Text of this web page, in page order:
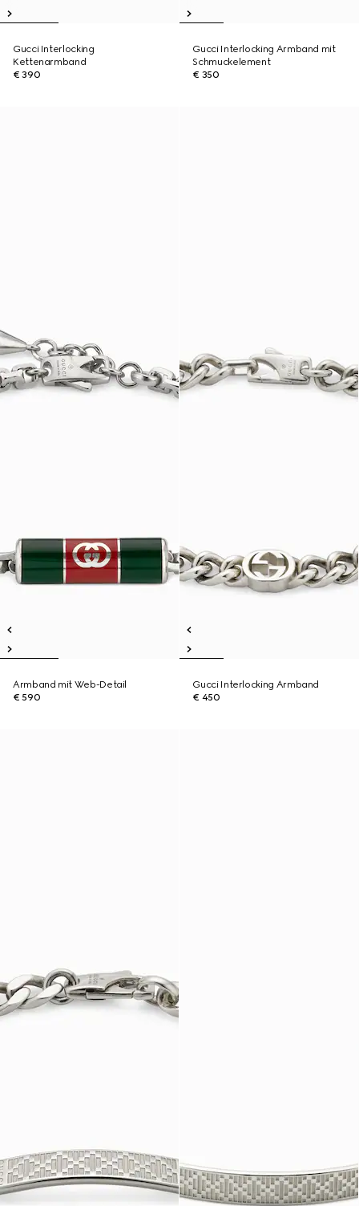
Gucci Interlocking
Kettenarmband
€ 390
Gucci Interlocking Armband mit
Schmuckelement
€ 350
Armband mit Web-Detail
€ 590
Gucci Interlocking Armband
€ 450